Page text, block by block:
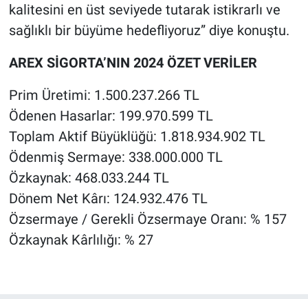
kalitesini en üst seviyede tutarak istikrarlı ve
sağlıklı bir büyüme hedefliyoruz” diye konuştu.
AREX SİGORTA’NIN 2024 ÖZET VERİLER
Prim Üretimi: 1.500.237.266 TL
Ödenen Hasarlar: 199.970.599 TL
Toplam Aktif Büyüklüğü: 1.818.934.902 TL
Ödenmiş Sermaye: 338.000.000 TL
Özkaynak: 468.033.244 TL
Dönem Net Kârı: 124.932.476 TL
Özsermaye / Gerekli Özsermaye Oranı: % 157
Özkaynak Kârlılığı: % 27